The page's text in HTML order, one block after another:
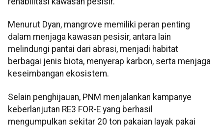
Menurut Dyan, mangrove memiliki peran penting
dalam menjaga kawasan pesisir, antara lain
melindungi pantai dari abrasi, menjadi habitat
berbagai jenis biota, menyerap karbon, serta menjaga
keseimbangan ekosistem.
Selain penghijauan, PNM menjalankan kampanye
keberlanjutan RE3 FOR-E yang berhasil
mengumpulkan sekitar 20 ton pakaian layak pakai